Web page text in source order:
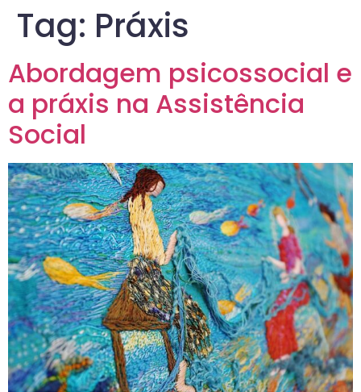
Tag: Práxis
Abordagem psicossocial e
a práxis na Assistência
Social